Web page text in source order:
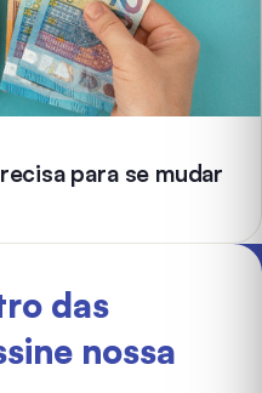
para se mudar
das
nossa